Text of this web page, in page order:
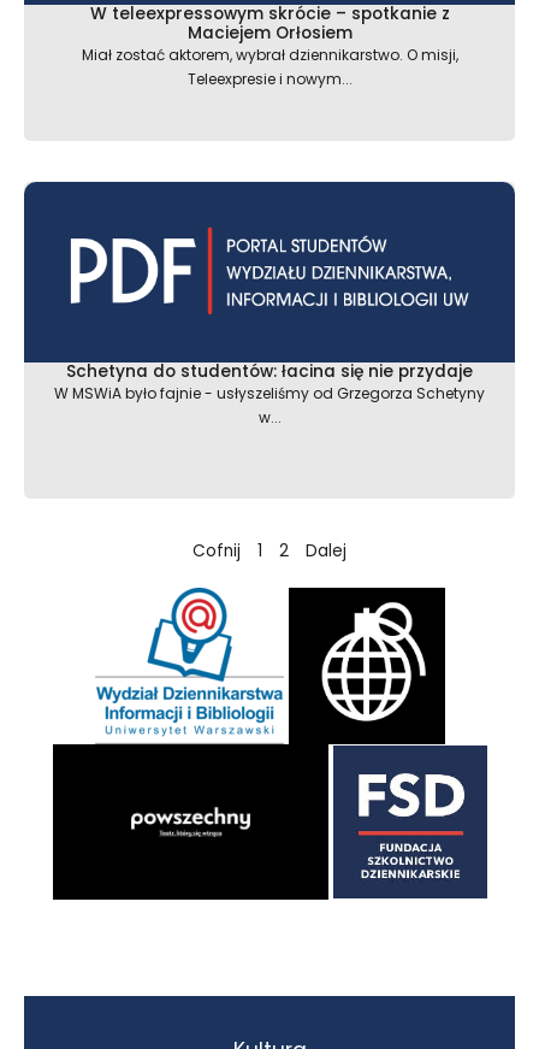
W teleexpressowym skrócie – spotkanie z
Maciejem Orłosiem
Miał zostać aktorem, wybrał dziennikarstwo. O misji,
Teleexpresie i nowym...
Schetyna do studentów: łacina się nie przydaje
W MSWiA było fajnie - usłyszeliśmy od Grzegorza Schetyny
w...
Cofnij 1 2 Dalej